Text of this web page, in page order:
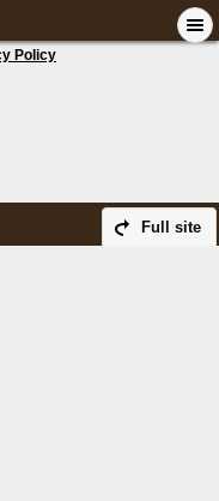
Policy
Full site